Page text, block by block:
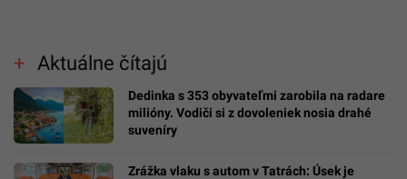
Aktuálne čítajú
Dedinka s 353 obyvateľmi zarobila na radare
milióny. Vodiči si z dovoleniek nosia drahé
suveníry
Zrážka vlaku s autom v Tatrách: Úsek je